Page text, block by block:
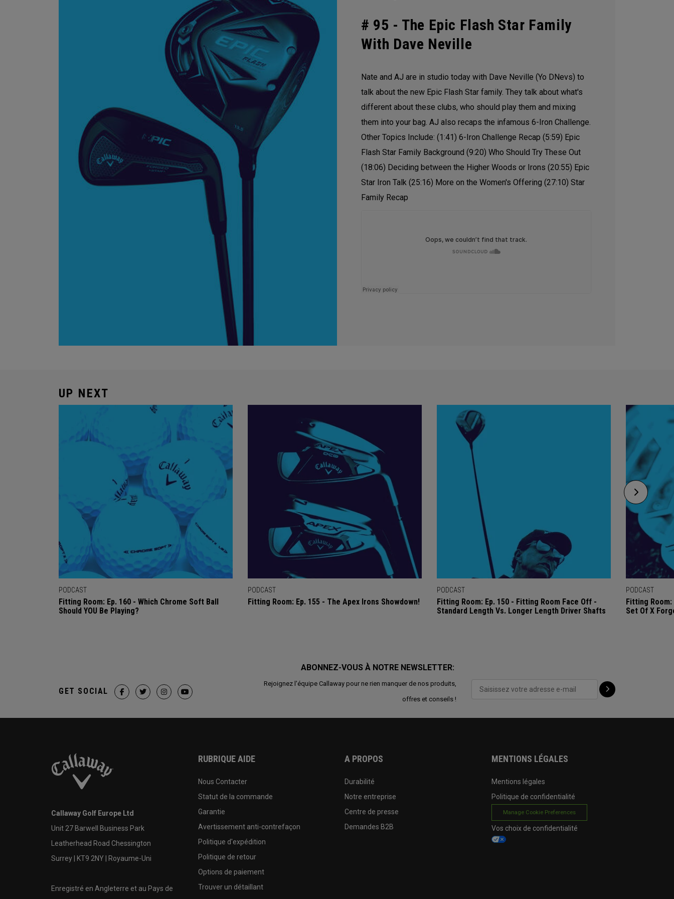
# 95 - The Epic Flash Star Family
With Dave Neville
Nate and AJ are in studio today with Dave Neville (Yo DNevs) to
talk about the new Epic Flash Star family. They talk about what's
different about these clubs, who should play them and mixing
them into your bag. AJ also recaps the infamous 6-Iron Challenge.
Other Topics Include: (1:41) 6-Iron Challenge Recap (5:59) Epic
Flash Star Family Background (9:20) Who Should Try These Out
(18:06) Deciding between the Higher Woods or Irons (20:55) Epic
Star Iron Talk (25:16) More on the Women's Offering (27:10) Star
Family Recap
UP NEXT
PODCAST
Fitting Room: Ep. 160 - Which Chrome Soft Ball
Should YOU Be Playing?
PODCAST
Fitting Room: Ep. 155 - The Apex Irons Showdown!
PODCAST
Fitting Room: Ep. 150 - Fitting Room Face Off -
Standard Length Vs. Longer Length Driver Shafts
PODCAST
Fitting
Set Of X
ABONNEZ-VOUS À NOTRE NEWSLETTER:
Rejoignez l'équipe Callaway pour ne rien manquer de nos produits,
offres et conseils !
GET SOCIAL
Callaway Golf Europe Ltd
Unit 27 Barwell Business Park
Leatherhead Road Chessington
Surrey | KT9 2NY | Royaume-Uni
Enregistré en Angleterre et au Pays de
RUBRIQUE AIDE
Nous Contacter
Statut de la commande
Garantie
Avertissement anti-contrefaçon
Politique d'expédition
Politique de retour
Options de paiement
Trouver un détaillant
A PROPOS
Durabilité
Notre entreprise
Centre de presse
Demandes B2B
MENTIONS LÉGALES
Mentions légales
Politique de confidentialité
Manage Cookie Preferences
Vos choix de confidentialité